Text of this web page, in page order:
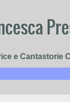
e Cantastorie